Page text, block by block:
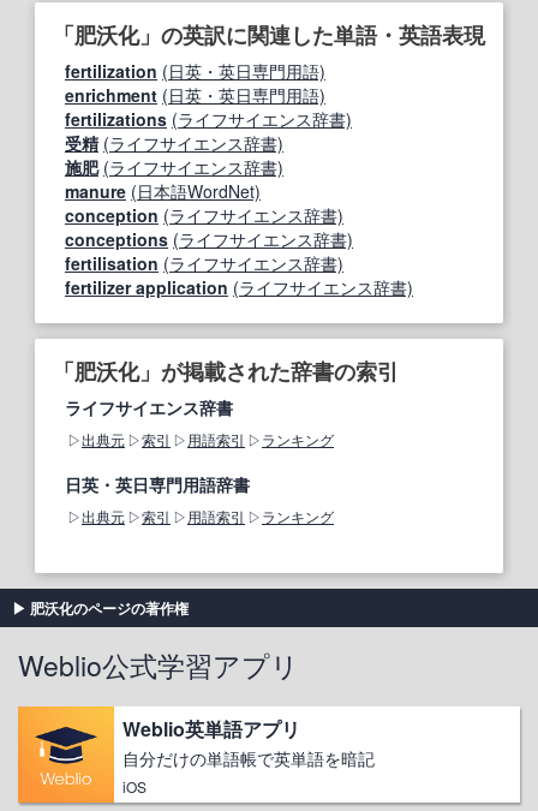
「肥沃化」の英訳に関連した単語・英語表現
fertilization (日英・英日専門用語)
enrichment (日英・英日専門用語)
fertilizations (ライフサイエンス辞書)
受精 (ライフサイエンス辞書)
施肥 (ライフサイエンス辞書)
manure (日本語WordNet)
conception (ライフサイエンス辞書)
conceptions (ライフサイエンス辞書)
fertilisation (ライフサイエンス辞書)
fertilizer application (ライフサイエンス辞書)
「肥沃化」が掲載された辞書の索引
ライフサイエンス辞書
出典元 索引 用語索引 ランキング
日英・英日専門用語辞書
出典元 索引 用語索引 ランキング
肥沃化のページの著作権
Weblio公式学習アプリ
Weblio英単語アプリ
自分だけの単語帳で英単語を暗記
iOS